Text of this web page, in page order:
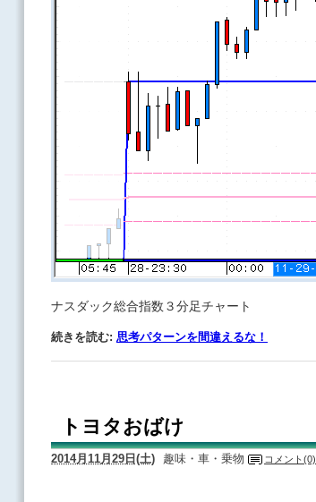
ナスダック総合指数３分足チャート
続きを読む: 思考パターンを間違えるな！
トヨタおばけ
2014月11月29日(土) 趣味・車・乗物 コメント(0)